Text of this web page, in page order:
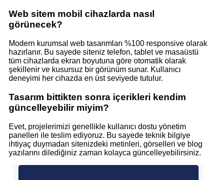
Web sitem mobil cihazlarda nasıl
görünecek?
Modern kurumsal web tasarımları %100 responsive olarak
hazırlanır. Bu sayede siteniz telefon, tablet ve masaüstü
tüm cihazlarda ekran boyutuna göre otomatik olarak
şekillenir ve kusursuz bir görünüm sunar. Kullanıcı
deneyimi her cihazda en üst seviyede tutulur.
Tasarım bittikten sonra içerikleri kendim
güncelleyebilir miyim?
Evet, projelerimizi genellikle kullanıcı dostu yönetim
panelleri ile teslim ediyoruz. Bu sayede teknik bilgiye
ihtiyaç duymadan sitenizdeki metinleri, görselleri ve blog
yazılarını dilediğiniz zaman kolayca güncelleyebilirsiniz.